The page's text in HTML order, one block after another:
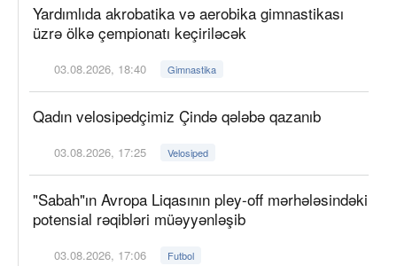
Yardımlıda akrobatika və aerobika gimnastikası
üzrə ölkə çempionatı keçiriləcək
03.08.2026, 18:40 Gimnastika
Qadın velosipedçimiz Çində qələbə qazanıb
03.08.2026, 17:25 Velosiped
"Sabah"ın Avropa Liqasının pley-off mərhələsindəki
potensial rəqibləri müəyyənləşib
03.08.2026, 17:06 Futbol